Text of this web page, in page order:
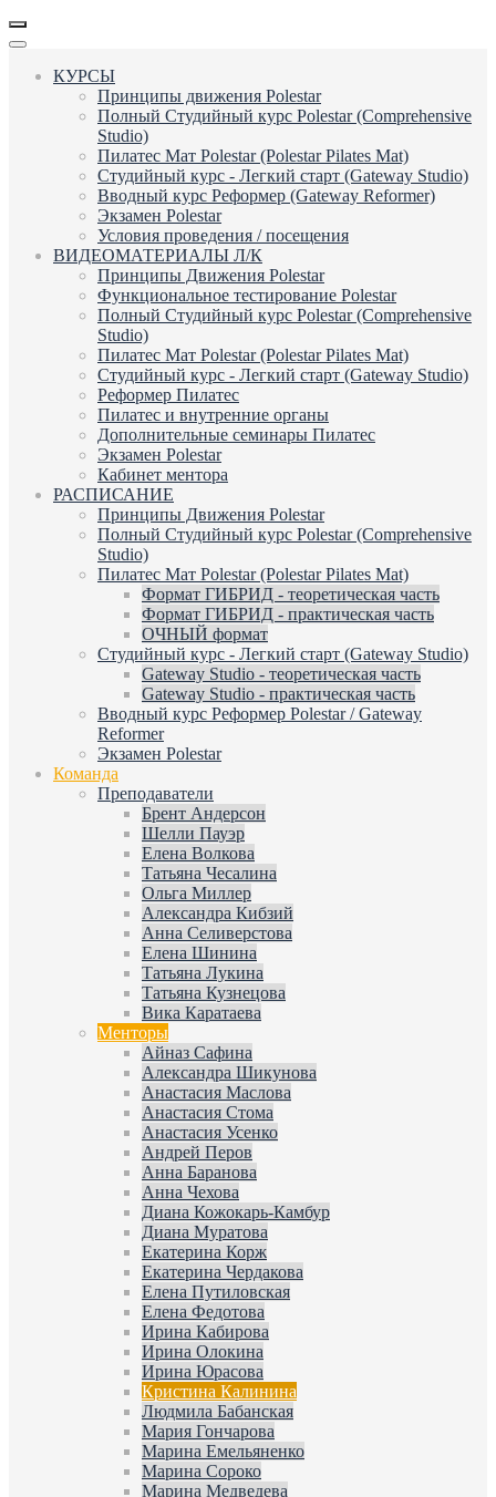
КУРСЫ
Принципы движения Polestar
Полный Студийный курс Polestar (Comprehensive
Studio)
Пилатес Мат Polestar (Polestar Pilates Mat)
Студийный курс - Легкий старт (Gateway Studio)
Вводный курс Реформер (Gateway Reformer)
Экзамен Polestar
Условия проведения / посещения
ВИДЕОМАТЕРИАЛЫ Л/К
Принципы Движения Polestar
Функциональное тестирование Polestar
Полный Студийный курс Polestar (Comprehensive
Studio)
Пилатес Мат Polestar (Polestar Pilates Mat)
Студийный курс - Легкий старт (Gateway Studio)
Реформер Пилатес
Пилатес и внутренние органы
Дополнительные семинары Пилатес
Экзамен Polestar
Кабинет ментора
РАСПИСАНИЕ
Принципы Движения Polestar
Полный Студийный курс Polestar (Comprehensive
Studio)
Пилатес Мат Polestar (Polestar Pilates Mat)
Формат ГИБРИД - теоретическая часть
Формат ГИБРИД - практическая часть
ОЧНЫЙ формат
Студийный курс - Легкий старт (Gateway Studio)
Gateway Studio - теоретическая часть
Gateway Studio - практическая часть
Вводный курс Реформер Polestar / Gateway
Reformer
Экзамен Polestar
Команда
Преподаватели
Брент Андерсон
Шелли Пауэр
Елена Волкова
Татьяна Чесалина
Ольга Миллер
Александра Кибзий
Анна Селиверстова
Елена Шинина
Татьяна Лукина
Татьяна Кузнецова
Вика Каратаева
Менторы
Айназ Сафина
Александра Шикунова
Анастасия Маслова
Анастасия Стома
Анастасия Усенко
Андрей Перов
Анна Баранова
Анна Чехова
Диана Кожокарь-Камбур
Диана Муратова
Екатерина Корж
Екатерина Чердакова
Елена Путиловская
Елена Федотова
Ирина Кабирова
Ирина Олокина
Ирина Юрасова
Кристина Калинина
Людмила Бабанская
Мария Гончарова
Марина Емельяненко
Марина Сороко
Марина Медведева